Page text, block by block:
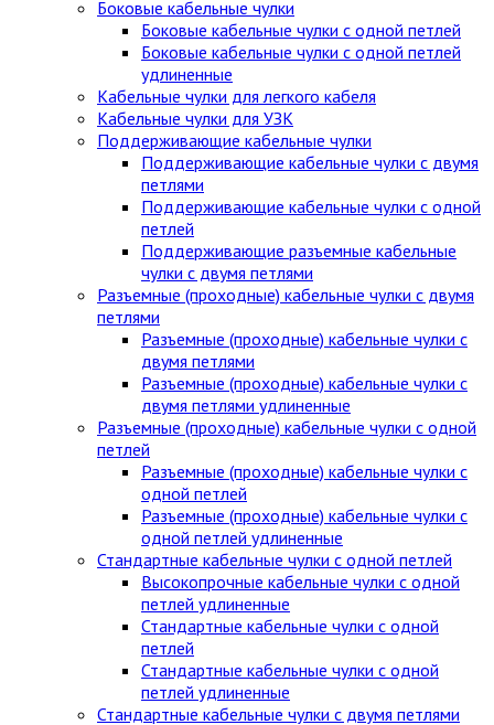
Боковые кабельные чулки
Боковые кабельные чулки с одной петлей
Боковые кабельные чулки с одной петлей
удлиненные
Кабельные чулки для легкого кабеля
Кабельные чулки для УЗК
Поддерживающие кабельные чулки
Поддерживающие кабельные чулки с двумя
петлями
Поддерживающие кабельные чулки с одной
петлей
Поддерживающие разъемные кабельные
чулки с двумя петлями
Разъемные (проходные) кабельные чулки с двумя
петлями
Разъемные (проходные) кабельные чулки с
двумя петлями
Разъемные (проходные) кабельные чулки с
двумя петлями удлиненные
Разъемные (проходные) кабельные чулки с одной
петлей
Разъемные (проходные) кабельные чулки с
одной петлей
Разъемные (проходные) кабельные чулки с
одной петлей удлиненные
Стандартные кабельные чулки c одной петлей
Высокопрочные кабельные чулки с одной
петлей удлиненные
Стандартные кабельные чулки с одной
петлей
Стандартные кабельные чулки с одной
петлей удлиненные
Стандартные кабельные чулки с двумя петлями